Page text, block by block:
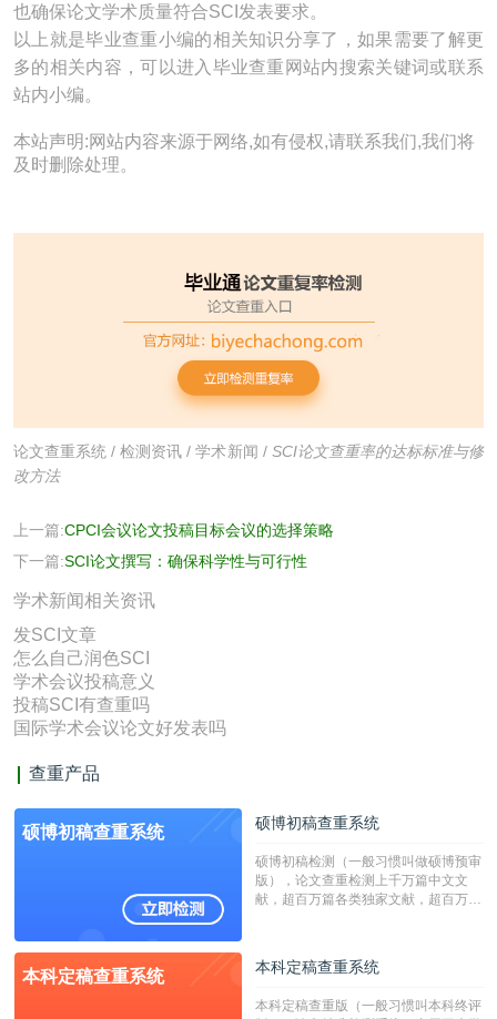
也确保论文学术质量符合SCI发表要求。
以上就是毕业查重小编的相关知识分享了，如果需要了解更
多的相关内容，可以进入毕业查重网站内搜索关键词或联系
站内小编。
本站声明:网站内容来源于网络,如有侵权,请联系我们,我们将
及时删除处理。
论文查重系统 /检测资讯 /学术新闻 / SCI论文查重率的达标标准与修
改方法
上一篇:CPCI会议论文投稿目标会议的选择策略
下一篇:SCI论文撰写：确保科学性与可行性
学术新闻相关资讯
发SCI文章
怎么自己润色SCI
学术会议投稿意义
投稿SCI有查重吗
国际学术会议论文好发表吗
查重产品
硕博初稿查重系统 硕博初稿查重系统
硕博初稿检测（一般习惯叫做硕博预审
版），论文查重检测上千万篇中文文
献，超百万篇各类独家文献，超百万港
校用来检测硕博论文的系统，检测范围
广，数据来源真实，检测算法合理!本
字符数30万）
本科定稿查重系统 本科定稿查重系统
本科定稿查重版（一般习惯叫本科终评